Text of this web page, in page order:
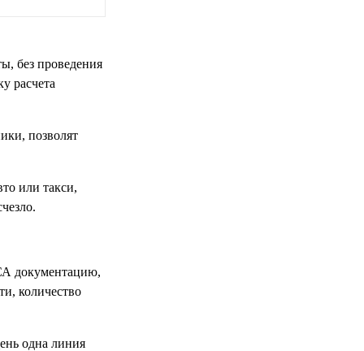
без проведения
расчета
позволят
или такси,
документацию,
количество
одна линия